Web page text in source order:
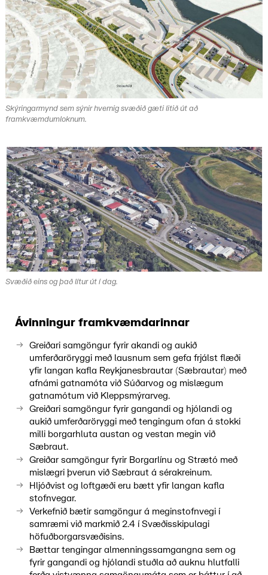
Skýringarmynd sem sýnir hvernig svæðið gæti litið út að
framkvæmdumloknum.
Svæðið eins og það lítur út í dag.
Ávinningur framkvæmdarinnar
Greiðari samgöngur fyrir akandi og aukið
umferðaröryggi með lausnum sem gefa frjálst flæði
yfir langan kafla Reykjanesbrautar (Sæbrautar) með
afnámi gatnamóta við Súðarvog og mislægum
gatnamótum við Kleppsmýrarveg.
Greiðari samgöngur fyrir gangandi og hjólandi og
aukið umferðaröryggi með tengingum ofan á stokki
milli borgarhluta austan og vestan megin við
Sæbraut.
Greiðar samgöngur fyrir Borgarlínu og Strætó með
mislægri þverun við Sæbraut á sérakreinum.
Hljóðvist og loftgæði eru bætt yfir langan kafla
stofnvegar.
Verkefnið bætir samgöngur á meginstofnvegi í
samræmi við markmið 2.4 í Svæðisskipulagi
höfuðborgarsvæðisins.
Bættar tengingar almenningssamgangna sem og
fyrir gangandi og hjólandi stuðla að auknu hlutfalli